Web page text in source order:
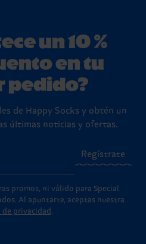
un 10 %
en tu
pedido?
de Happy Socks y obtén un
últimas noticias y ofertas.
Regístrate
promos, ni válido para Special
Al apuntarte, aceptas nuestra
privacidad .